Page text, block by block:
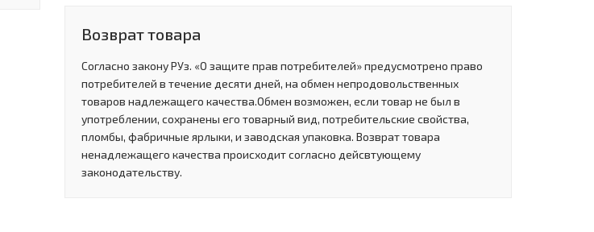
Возврат товара
Согласно закону РУз. «О защите прав потребителей» предусмотрено право
потребителей в течение десяти дней, на обмен непродовольственных
товаров надлежащего качества.Обмен возможен, если товар не был в
употреблении, сохранены его товарный вид, потребительские свойства,
пломбы, фабричные ярлыки, и заводская упаковка. Возврат товара
ненадлежащего качества происходит согласно дейсвтующему
законодательству.